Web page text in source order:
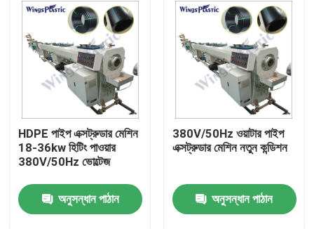
আমাদের সম্পর্কে
মান নিয়ন্ত্রণ
যোগাযোগ করুন
HDPE পাইপ এক্সট্রুডার মেশিন
18-36kw হিটিং পাওয়ার
380V/50Hz ভোল্টেজ
অনুসন্ধান পাঠান
380V/50Hz ওয়াটার পাইপ
এক্সট্রুডার মেশিন নতুন কন্ডিশন
অনুসন্ধান পাঠান